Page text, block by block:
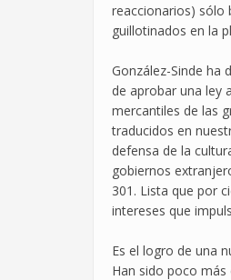
reaccionarios) sólo
guillotinados en la
González-Sinde ha
de aprobar una ley
mercantiles de las
traducidos en
defensa de la
gobiernos
301. Lista que por
intereses que
Es el logro de una
Han sido poco